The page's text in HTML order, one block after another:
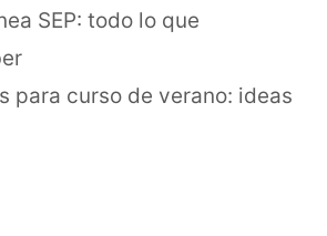
SEP: todo lo que
para curso de verano: ideas